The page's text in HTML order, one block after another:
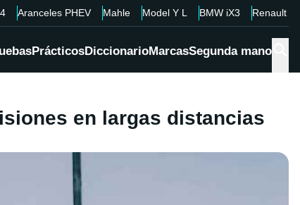
Aranceles PHEV Mahle Model Y L BMW iX3 Renault
PrácticosDiccionarioMarcasSegunda mano
en largas distancias